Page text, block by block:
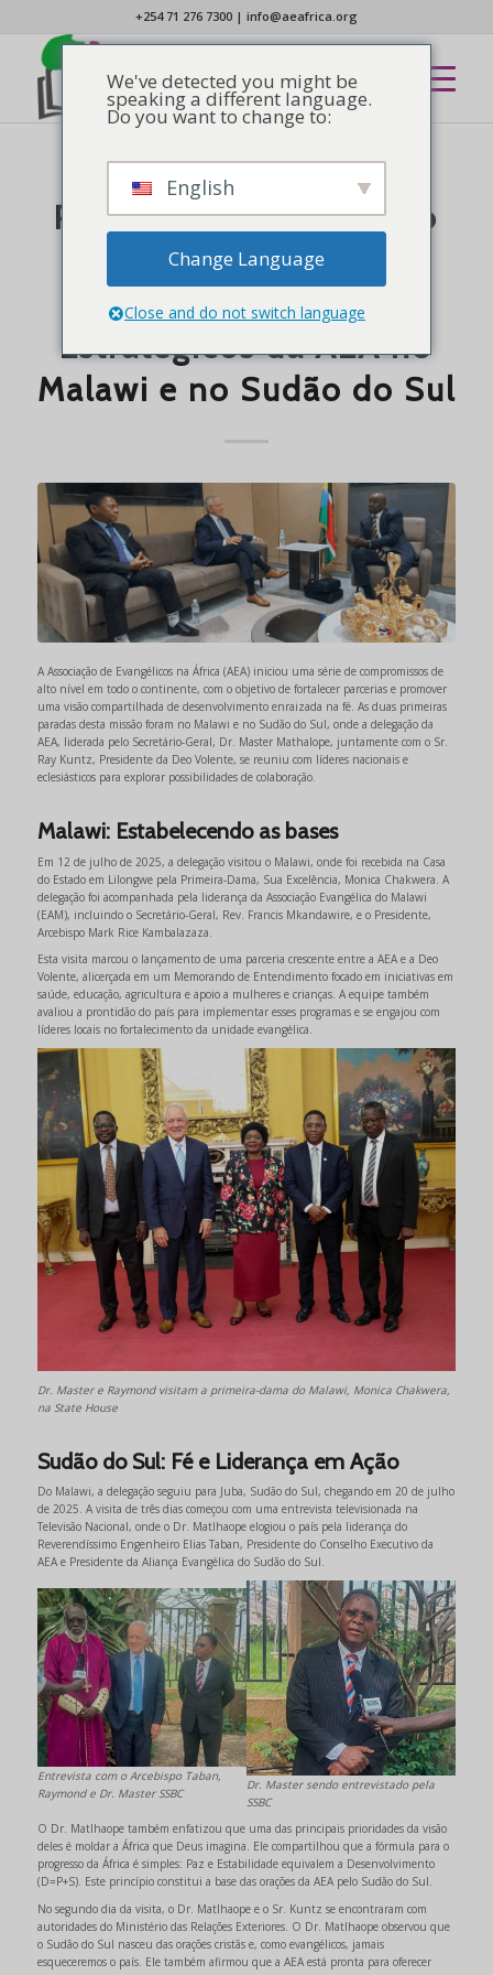
+254 71 276 7300| info@aeafrica.org
APRESENTOU
Promovendo uma Visão
Compartilhada:
Engajamentos
Estratégicos da AEA no
Malawi e no Sudão do Sul
A Associação de Evangélicos na África (AEA) iniciou uma série de compromissos de
alto nível em todo o continente, com o objetivo de fortalecer parcerias e promover
uma visão compartilhada de desenvolvimento enraizada na fé. As duas primeiras
paradas desta missão foram no Malawi e no Sudão do Sul, onde a delegação da
AEA, liderada pelo Secretário-Geral, Dr. Master Mathalope, juntamente com o Sr.
Ray Kuntz, Presidente da Deo Volente, se reuniu com líderes nacionais e
eclesiásticos para explorar possibilidades de colaboração.
Malawi: Estabelecendo as bases
Em 12 de julho de 2025, a delegação visitou o Malawi, onde foi recebida na Casa
do Estado em Lilongwe pela Primeira-Dama, Sua Excelência, Monica Chakwera. A
delegação foi acompanhada pela liderança da Associação Evangélica do Malawi
(EAM), incluindo o Secretário-Geral, Rev. Francis Mkandawire, e o Presidente,
Arcebispo Mark Rice Kambalazaza.
Esta visita marcou o lançamento de uma parceria crescente entre a AEA e a Deo
Volente, alicerçada em um Memorando de Entendimento focado em iniciativas em
saúde, educação, agricultura e apoio a mulheres e crianças. A equipe também
avaliou a prontidão do país para implementar esses programas e se engajou com
líderes locais no fortalecimento da unidade evangélica.
Dr. Master e Raymond visitam a primeira-dama do Malawi, Monica Chakwera,
na State House
Sudão do Sul: Fé e Liderança em Ação
Do Malawi, a delegação seguiu para Juba, Sudão do Sul, chegando em 20 de julho
de 2025. A visita de três dias começou com uma entrevista televisionada na
Televisão Nacional, onde o Dr. Matlhaope elogiou o país pela liderança do
Reverendíssimo Engenheiro Elias Taban, Presidente do Conselho Executivo da
AEA e Presidente da Aliança Evangélica do Sudão do Sul.
Entrevista com o Arcebispo Taban,
Raymond e Dr. Master SSBC
Dr. Master sendo entrevistado pela
SSBC
O Dr. Matlhaope também enfatizou que uma das principais prioridades da visão
deles é moldar a África que Deus imagina. Ele compartilhou que a fórmula para o
progresso da África é simples: Paz e Estabilidade equivalem a Desenvolvimento
(D=P+S). Este princípio constitui a base das orações da AEA pelo Sudão do Sul.
No segundo dia da visita, o Dr. Matlhaope e o Sr. Kuntz se encontraram com
autoridades do Ministério das Relações Exteriores. O Dr. Matlhaope observou que
o Sudão do Sul nasceu das orações cristãs e, como evangélicos, jamais
esqueceremos o país. Ele também afirmou que a AEA está pronta para oferecer
We've detected you might be
speaking a different language.
Do you want to change to:
English
Change Language
Close and do not switch language